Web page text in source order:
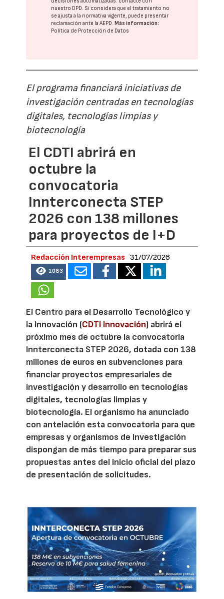
nuestro DPD. Si considera que el tratamiento no
se ajusta a la normativa vigente, puede presentar
reclamación ante laAEPD.Más información:
Política de Protección de Datos
El programa financiará iniciativas de
investigación centradas en tecnologías
digitales, tecnologías limpias y
biotecnología
El CDTI abrirá en
octubre la
convocatoria
Innterconecta STEP
2026 con 138 millones
para proyectos de I+D
Redacción Interempresas 31/07/2026
1083
El Centro para el Desarrollo Tecnológico y
la Innovación (CDTI Innovación) abrirá el
próximo mes de octubre la convocatoria
Innterconecta STEP 2026, dotada con 138
millones de euros en subvenciones para
financiar proyectos empresariales de
investigación y desarrollo en tecnologías
digitales, tecnologías limpias y
biotecnología. El organismo ha anunciado
con antelación esta convocatoria para que
empresas y organismos de investigación
dispongan de más tiempo para preparar sus
propuestas antes del inicio oficial del plazo
de presentación de solicitudes.